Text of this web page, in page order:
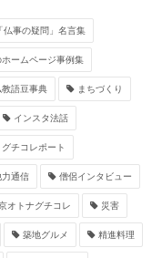
「仏事の疑問」名言集
ホームページ事例集
教語豆事典 まちづくり
インスタ法話
グチコレポート
力通信 僧侶インタビュー
オトナグチコレ 災害
築地グルメ 精進料理